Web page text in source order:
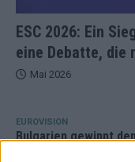
ESC 2026: Ein
eine Debatte, die
Mai 2026
EUROVISION
Bulgarien gewinnt